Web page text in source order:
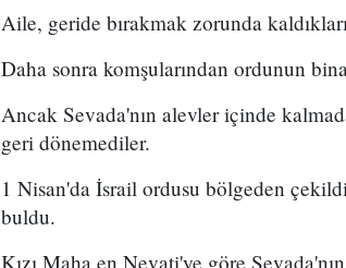
Aile, geride bırakmak zorunda
Daha sonra komşularından ordunun
Ancak Sevada'nın alevler içinde
geri dönemediler.
1 Nisan'da İsrail ordusu bölgeden
buldu.
Kızı Maha en Nevati'ye göre